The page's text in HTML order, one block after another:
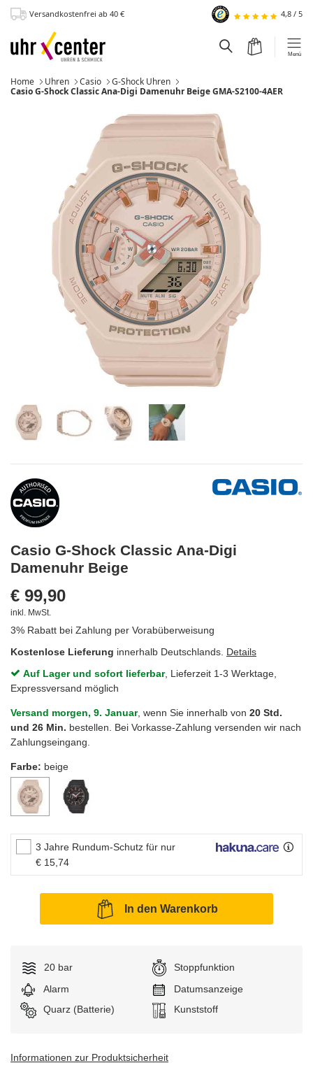
Hauptinhalt
Versandkostenfrei ab 40 € 4,8 / 5
Menü
Warenkorb
Suchfeld
Home Uhren Casio
G-Shock Uhren
Momentan:
Casio G-Shock Classic Ana-Digi Damenuhr Beige GMA-S2100-4AER
Casio G-Shock Classic Ana-Digi
Damenuhr Beige
€ 99,90
inkl. MwSt.
3% Rabatt bei Zahlung per Vorabüberweisung
Kostenlose Lieferung innerhalb Deutschlands. Details
Auf Lager und sofort lieferbar, Lieferzeit 1-3 Werktage,
Expressversand möglich
Versand morgen, 9. Januar, wenn Sie innerhalb von 20 Std.
und 26 Min. bestellen. Bei Vorkasse-Zahlung versenden wir nach
Zahlungseingang.
Farbe: beige
3 Jahre Rundum-Schutz für nur
€ 15,74
In den Warenkorb
Wasserdichtigkeit:
20 bar
Stoppfunktion
Alarm
Datumsanzeige
Uhrwerk:
Quarz (Batterie) Armband:
Kunststoff
Informationen zur Produktsicherheit